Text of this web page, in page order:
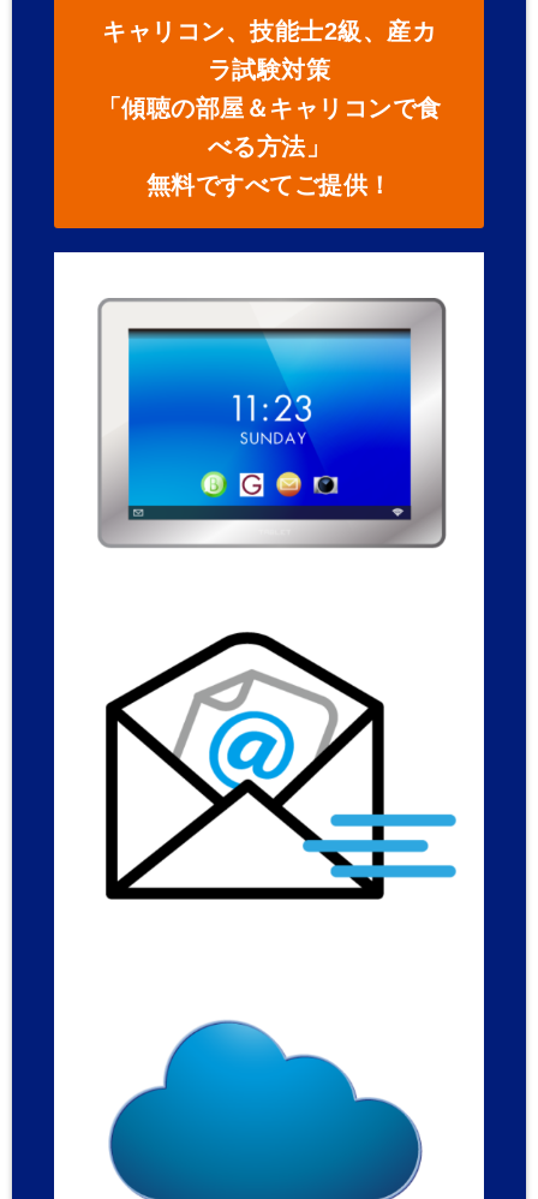
キャリコン、技能士2級、産カ
ラ試験対策
「傾聴の部屋＆キャリコンで食
べる方法」
無料ですべてご提供！